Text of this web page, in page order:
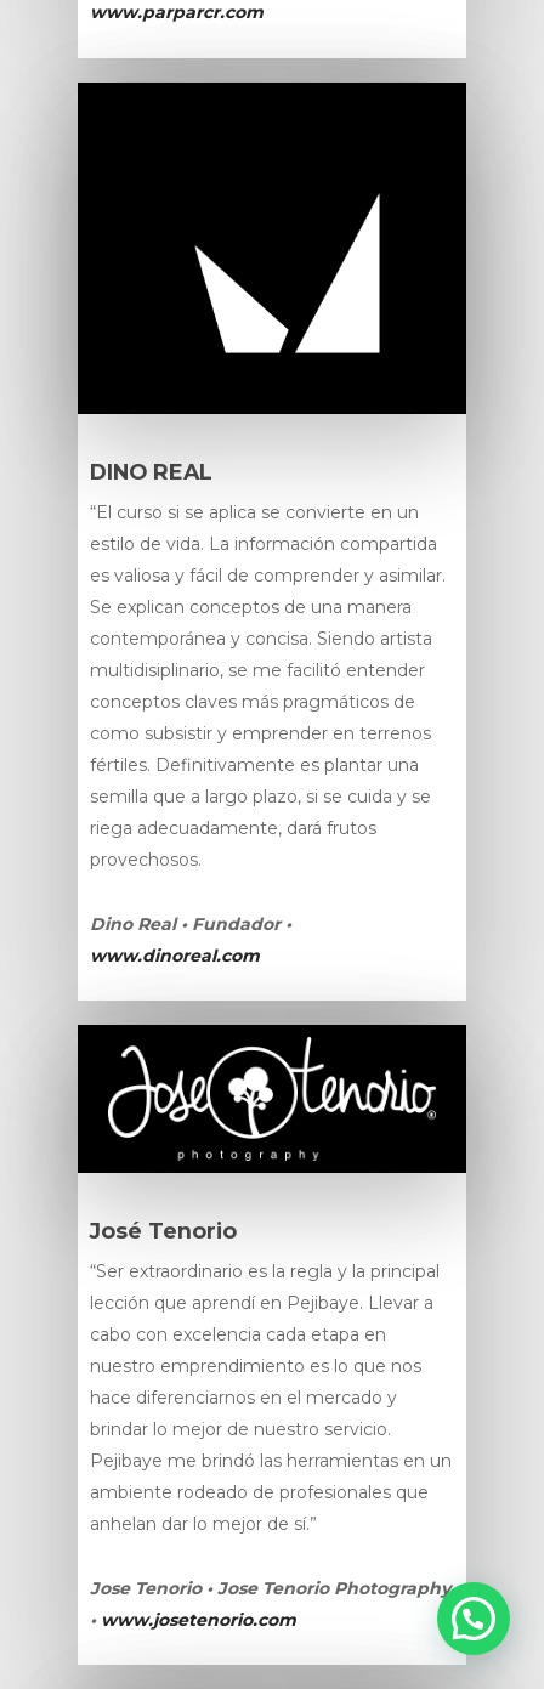
www.parparcr.com
DINO REAL
“El curso si se aplica se convierte en un
estilo de vida. La información compartida
es valiosa y fácil de comprender y asimilar.
Se explican conceptos de una manera
contemporánea y concisa. Siendo artista
multidisiplinario, se me facilitó entender
conceptos claves más pragmáticos de
como subsistir y emprender en terrenos
fértiles. Definitivamente es plantar una
semilla que a largo plazo, si se cuida y se
riega adecuadamente, dará frutos
provechosos.
Dino Real • Fundador •
www.dinoreal.com
José Tenorio
“Ser extraordinario es la regla y la principal
lección que aprendí en Pejibaye. Llevar a
cabo con excelencia cada etapa en
nuestro emprendimiento es lo que nos
hace diferenciarnos en el mercado y
brindar lo mejor de nuestro servicio.
Pejibaye me brindó las herramientas en un
ambiente rodeado de profesionales que
anhelan dar lo mejor de sí.”
Jose Tenorio • Jose Tenorio Photography
• www.josetenorio.com